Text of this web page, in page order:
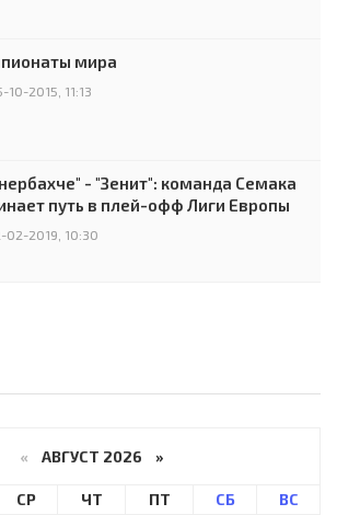
мира
10-2015, 11:13
- "Зенит": команда Семака
путь в плей-офф Лиги Европы
02-2019, 10:30
« АВГУСТ 2026 »
СР ЧТ ПТ СБ
ВС